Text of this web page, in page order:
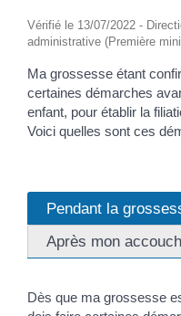
Vérifié le 13/07/2022 -
administrative (Première
Ma grossesse étant
certaines démarches
enfant, pour établir la
Voici quelles sont ces
Pendant la
Après mon
Dès que ma grossesse